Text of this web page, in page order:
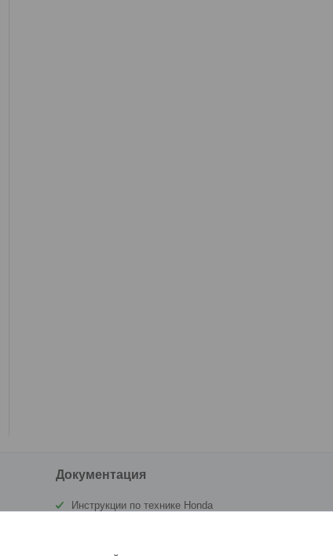
Документация
Инструкции по технике Honda